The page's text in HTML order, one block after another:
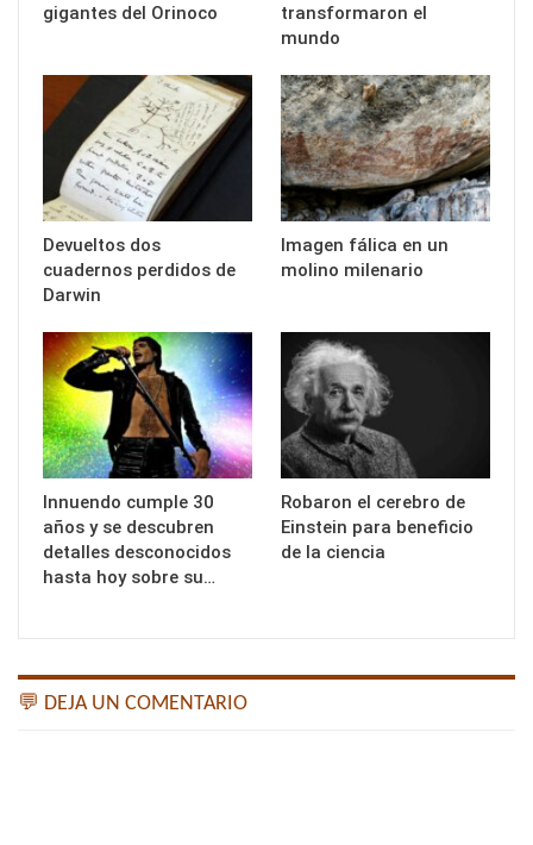
gigantes del Orinoco
transformaron el
mundo
Devueltos dos
cuadernos perdidos de
Darwin
Imagen fálica en un
molino milenario
Innuendo cumple 30
años y se descubren
detalles desconocidos
hasta hoy sobre su…
Robaron el cerebro de
Einstein para beneficio
de la ciencia
💬 DEJA UN COMENTARIO